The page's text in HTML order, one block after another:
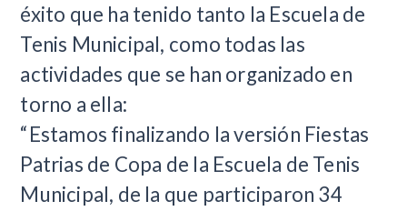
éxito que ha tenido tanto la Escuela de
Tenis Municipal, como todas las
actividades que se han organizado en
torno a ella:
“Estamos finalizando la versión Fiestas
Patrias de Copa de la Escuela de Tenis
Municipal, de la que participaron 34